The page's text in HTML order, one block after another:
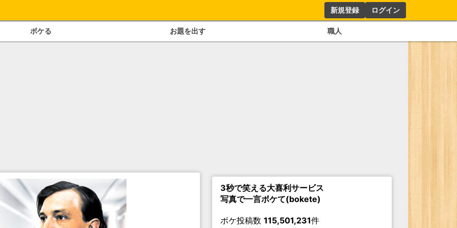
新規登録 ログイン
ボケる お題を出す 職人
3秒で笑える大喜利サービス
写真で一言ボケて(bokete)
ボケ投稿数 115,501,231件